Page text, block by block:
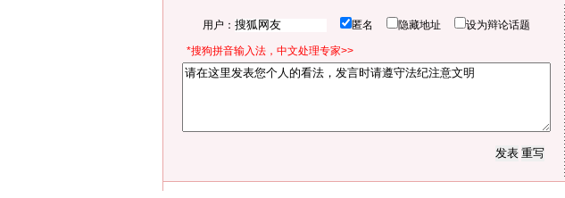
用户： 匿名 隐藏地址 设为辩论话题
*搜狗拼音输入法，中文处理专家>>